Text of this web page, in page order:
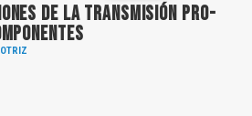
DE LA TRANSMISIÓN PRO-